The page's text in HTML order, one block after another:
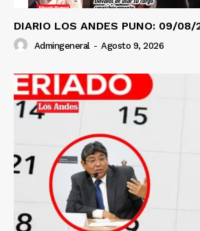
DIARIO LOS ANDES PUNO: 09/08/
Admingeneral - Agosto 9, 2026